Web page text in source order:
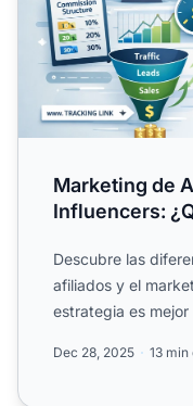
Marketing de
Influencers:
Descubre las
afiliados y el
estrategia es
Dec 28, 2025 13